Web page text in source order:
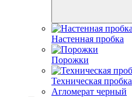
Настенная пробка
Порожки
Техническая пробка
Агломерат черный